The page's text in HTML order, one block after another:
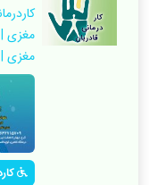
مغزی |
مغزی |